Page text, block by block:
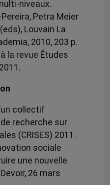
niveaux.
Petra Meier
Louvain La
2010, 203 p.
la revue Études
collectif
recherche sur
(CRISES) 2011.
sociale
une nouvelle
26 mars